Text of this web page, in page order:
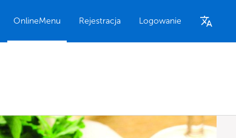
OnlineMenu Rejestracja Logowanie